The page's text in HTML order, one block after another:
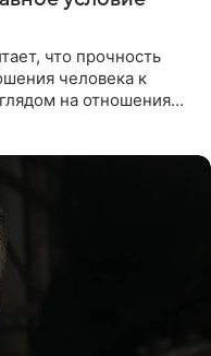
что прочность
человека к
на отношения